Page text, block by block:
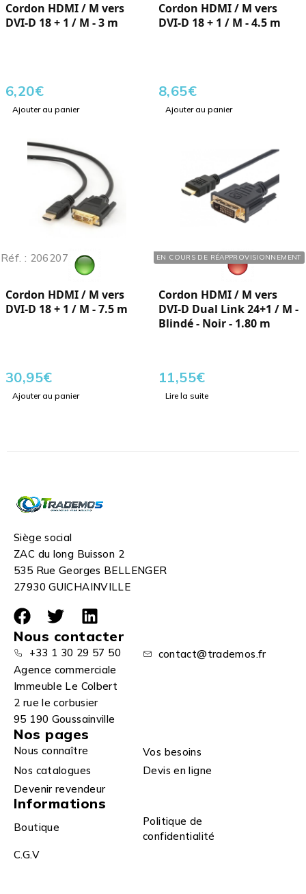
Cordon HDMI / M vers
DVI-D 18 + 1 / M - 3 m
6,20€
Ajouter au panier
Cordon HDMI / M vers
DVI-D 18 + 1 / M - 4.5 m
8,65€
Ajouter au panier
Réf. : 206207
Cordon HDMI / M vers
DVI-D 18 + 1 / M - 7.5 m
30,95€
Ajouter au panier
EN COURS DE RÉAPPROVISIONNEMENT
Réf. : 641920
Cordon HDMI / M vers
DVI-D Dual Link 24+1 / M -
Blindé - Noir - 1.80 m
11,55€
Lire la suite
Siège social
ZAC du long Buisson 2
535 Rue Georges BELLENGER
27930 GUICHAINVILLE
Nous contacter
+33 1 30 29 57 50
contact@trademos.fr
Agence commerciale
Immeuble Le Colbert
2 rue le corbusier
95 190 Goussainville
Nos pages
Nous connaître
Vos besoins
Nos catalogues
Devis en ligne
Devenir revendeur
Informations
Boutique
Politique de
confidentialité
C.G.V